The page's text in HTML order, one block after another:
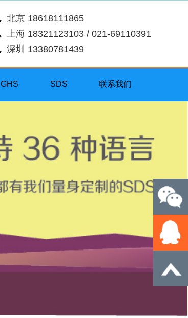
北京 18618111865
上海 18321123103 / 021-69110391
深圳 13380781439
GHS SDS 联系我们